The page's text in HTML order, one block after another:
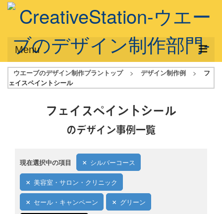
Menu
サービス概要
デザインアシスト
フルデザイン
データ修正
写真からイラスト作成
デザイン制作例
ウエーブのデザイン制作プラントップ > デザイン制作例 >
フ
ェイスペイントシール
フェイスペイントシール
のデザイン事例一覧
現在選択中の項目 シルバーコース
美容室・サロン・クリニック
セール・キャンペーン グリーン